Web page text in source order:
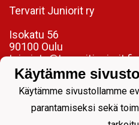
Tervarit Juniorit ry
Isokatu 56
90100 Oulu
toimisto@tervaritjuniorit.fi
Laadukasta jalkapalloa
Käytämme
Käytämme sivustollamme
parantamiseksi sekä